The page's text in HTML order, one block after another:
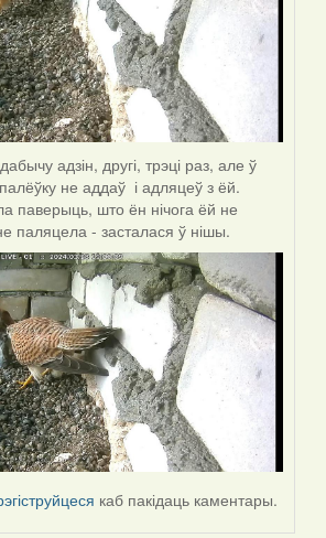
адзін, другі, трэці раз, але ў
не аддаў і адляцеў з ёй.
паверыць, што ён нічога ёй не
паляцела - засталася ў нішы.
каб пакідаць каментары.